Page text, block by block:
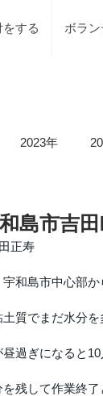
する ボラン
2023年
島市吉田
正寿
和島市中心部
質でまだ水分を
過ぎになると
残して作業終了